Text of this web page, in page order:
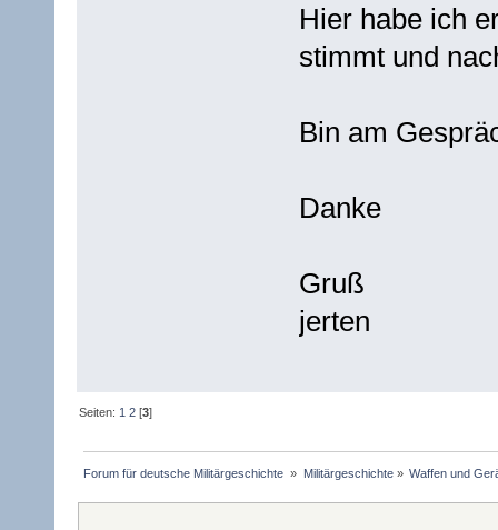
Hier habe ich
stimmt und
Bin am
Danke
Gruß
jerten
Seiten: 1 2 [3]
Forum für deutsche Militärgeschichte » Militärgeschichte» Waffen und